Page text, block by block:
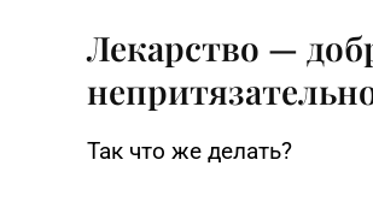
Лекарство —
Так что же делать?